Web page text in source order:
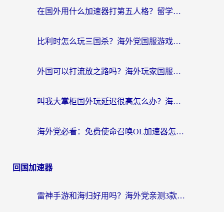
在国外用什么加速器打第五人格？留学生亲测：这6个功能才是关键！
比利时怎么玩三国杀？海外党国服游戏加速器终极指南（附问道CODOL优化方案）
外国可以打流放之路吗？海外玩家国服游戏畅玩终极指南（附实测推荐）
叫我大掌柜国外玩延迟很高怎么办？海外党亲测的国服游戏加速全攻略
海外党必看：免费使命召唤OL加速器怎么选？3个国服游戏加速痛点一次性解决
回国加速器
雷神手游和海归好用吗？海外党亲测3款热门回国加速器+番茄加速器深度体验